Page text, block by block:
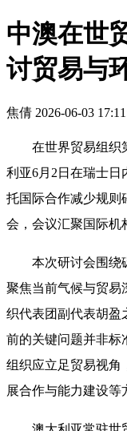
中澳在世
讨贸易与
焦倩 2026-06-03
在世界贸易组织
利亚6月2日在瑞士日
托国际合作减少规则
会，会议汇聚国际机
本次研讨会围绕
聚焦当前气候与贸易
织代表团副代表胡盈
前的关键问题并非标
组织应立足贸易视角
展合作与能力建设等